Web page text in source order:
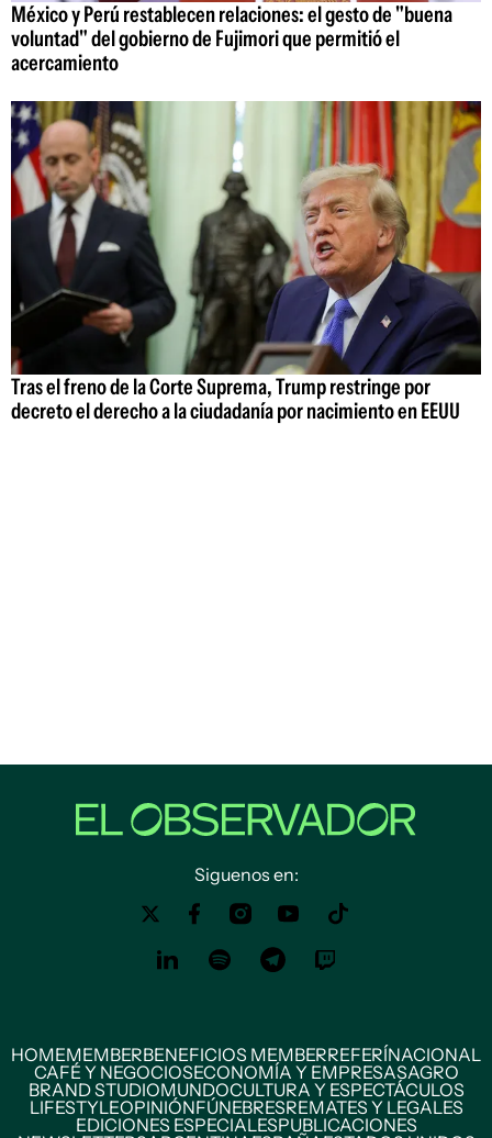
México y Perú restablecen relaciones: el gesto de "buena
voluntad" del gobierno de Fujimori que permitió el
acercamiento
Tras el freno de la Corte Suprema, Trump restringe por
decreto el derecho a la ciudadanía por nacimiento en EEUU
Siguenos en:
HOMEMEMBERBENEFICIOS MEMBERREFERÍNACIONAL
CAFÉ Y NEGOCIOSECONOMÍA Y EMPRESASAGRO
BRAND STUDIOMUNDOCULTURA Y ESPECTÁCULOS
LIFESTYLEOPINIÓNFÚNEBRESREMATES Y LEGALES
EDICIONES ESPECIALESPUBLICACIONES